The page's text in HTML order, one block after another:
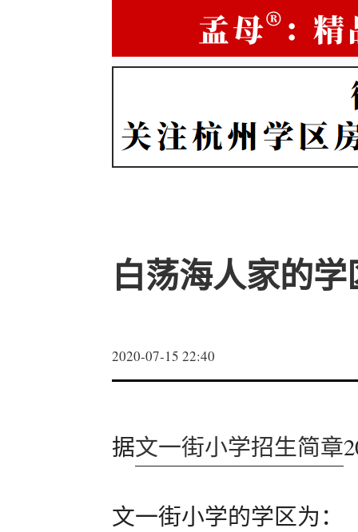
白荡海人家的
2020-07-15 22:40
据文一街小学招生简章
文一街小学的学区为：